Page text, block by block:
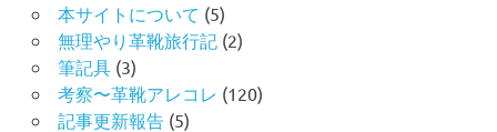
本サイトについて (5)
無理やり革靴旅行記 (2)
筆記具(3)
考察〜革靴アレコレ (120)
記事更新報告(5)